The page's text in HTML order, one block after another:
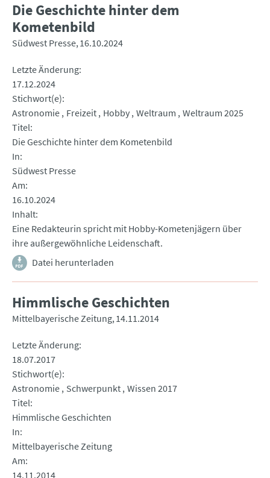
Die Geschichte hinter dem
Kometenbild
Südwest Presse 16.10.2024
Letzte Änderung
17.12.2024
Stichwort(e)
Astronomie Freizeit Hobby Weltraum Weltraum 2025
Titel
Die Geschichte hinter dem Kometenbild
In
Südwest Presse
Am
16.10.2024
Inhalt
Eine Redakteurin spricht mit Hobby-Kometenjägern über
ihre außergewöhnliche Leidenschaft.
Datei herunterladen
Himmlische Geschichten
Mittelbayerische Zeitung 14.11.2014
Letzte Änderung
18.07.2017
Stichwort(e)
Astronomie Schwerpunkt Wissen 2017
Titel
Himmlische Geschichten
In
Mittelbayerische Zeitung
Am
14.11.2014